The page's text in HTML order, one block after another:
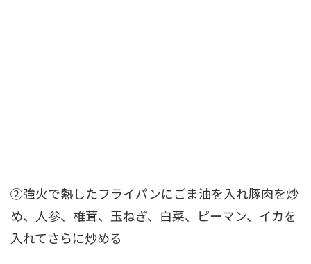
②強火で熱したフライパンにごま油を入れ豚肉を炒
め、人参、椎茸、玉ねぎ、白菜、ピーマン、イカを
入れてさらに炒める